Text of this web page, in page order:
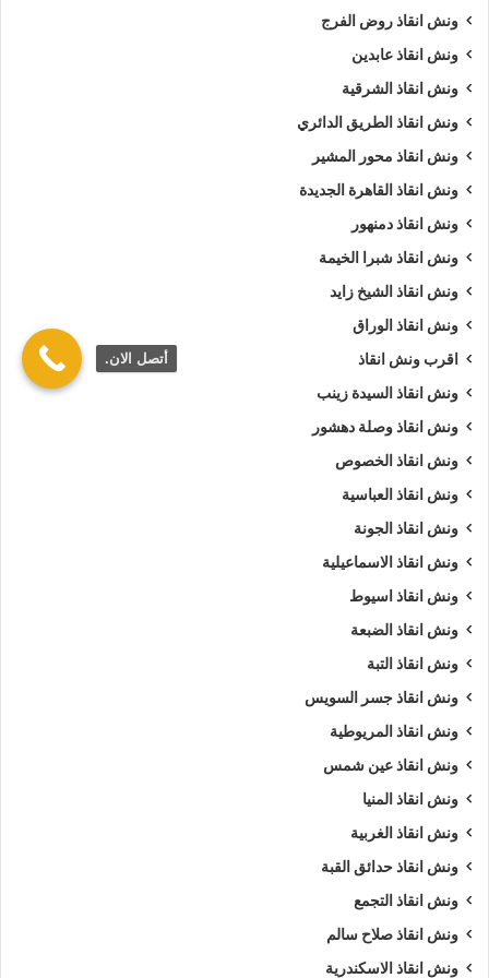
ونش انقاذ روض الفرج
ونش انقاذ عابدين
ونش انقاذ الشرقية
ونش انقاذ الطريق الدائري
ونش انقاذ محور المشير
ونش انقاذ القاهرة الجديدة
ونش انقاذ دمنهور
ونش انقاذ شبرا الخيمة
ونش انقاذ الشيخ زايد
ونش انقاذ الوراق
اقرب ونش انقاذ
ونش انقاذ السيدة زينب
ونش انقاذ وصلة دهشور
ونش انقاذ الخصوص
ونش انقاذ العباسية
ونش انقاذ الجونة
ونش انقاذ الاسماعيلية
ونش انقاذ اسيوط
ونش انقاذ الضبعة
ونش انقاذ التبة
ونش انقاذ جسر السويس
ونش انقاذ المريوطية
ونش انقاذ عين شمس
ونش انقاذ المنيا
ونش انقاذ الغربية
ونش انقاذ حدائق القبة
ونش انقاذ التجمع
ونش انقاذ صلاح سالم
ونش انقاذ الاسكندرية
أتصل الان.